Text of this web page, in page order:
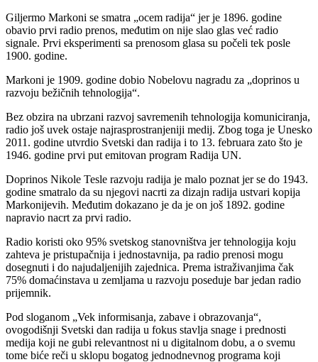
Giljermo Markoni se smatra „ocem radija“ jer je 1896. godine
obavio prvi radio prenos, međutim on nije slao glas već radio
signale. Prvi eksperimenti sa prenosom glasa su počeli tek posle
1900. godine.
Markoni je 1909. godine dobio Nobelovu nagradu za „doprinos u
razvoju bežičnih tehnologija“.
Bez obzira na ubrzani razvoj savremenih tehnologija komuniciranja,
radio još uvek ostaje najrasprostranjeniji medij. Zbog toga je Unesko
2011. godine utvrdio Svetski dan radija i to 13. februara zato što je
1946. godine prvi put emitovan program Radija UN.
Doprinos Nikole Tesle razvoju radija je malo poznat jer se do 1943.
godine smatralo da su njegovi nacrti za dizajn radija ustvari kopija
Markonijevih. Međutim dokazano je da je on još 1892. godine
napravio nacrt za prvi radio.
Radio koristi oko 95% svetskog stanovništva jer tehnologija koju
zahteva je pristupačnija i jednostavnija, pa radio prenosi mogu
dosegnuti i do najudaljenijih zajednica. Prema istraživanjima čak
75% domaćinstava u zemljama u razvoju poseduje bar jedan radio
prijemnik.
Pod sloganom „Vek informisanja, zabave i obrazovanja“,
ovogodišnji Svetski dan radija u fokus stavlja snage i prednosti
medija koji ne gubi relevantnost ni u digitalnom dobu, a o svemu
tome biće reči u sklopu bogatog jednodnevnog programa koji